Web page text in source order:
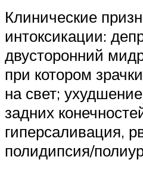
Клинические
интоксикации:
двусторонний
при котором
на свет;
задних
гиперсаливация,
полидипсия/